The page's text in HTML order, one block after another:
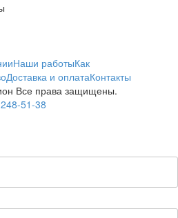
Наши работыКак
Доставка и оплатаКонтакты
Все права защищены.
248-51-38